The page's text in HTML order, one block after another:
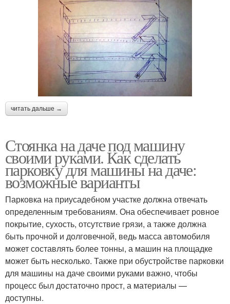
читать дальше →
Стоянка на даче под машину
своими руками. Как сделать
парковку для машины на даче:
возможные варианты
Парковка на приусадебном участке должна отвечать
определенным требованиям. Она обеспечивает ровное
покрытие, сухость, отсутствие грязи, а также должна
быть прочной и долговечной, ведь масса автомобиля
может составлять более тонны, а машин на площадке
может быть несколько. Также при обустройстве парковки
для машины на даче своими руками важно, чтобы
процесс был достаточно прост, а материалы —
доступны.